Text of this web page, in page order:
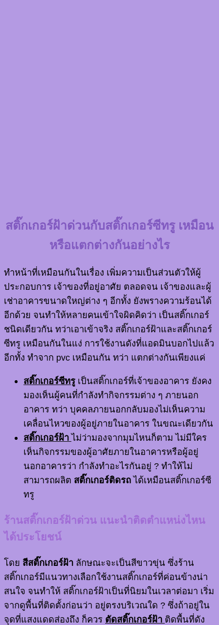
สติ๊กเกอร์ฝ้าด่วนกับสติ๊กเกอร์ซีทรู เหมือน
หรือแตกต่างกันอย่างไร
ทำหน้าที่เหมือนกันในเรื่อง เพิ่มความเป็นส่วนตัวให้ผู้
ประกอบการ เจ้าของที่อยู่อาศัย ตลอดจน เจ้าของและผู้
เช่าอาคารขนาดใหญ่ต่าง ๆ อีกทั้ง ยังพรางความร้อนได้
อีกด้วย จนทำให้หลายคนเข้าใจผิดคิดว่า เป็นสติ๊กเกอร์
ชนิดเดียวกัน ทว่าเอาเข้าจริง สติ๊กเกอร์ฝ้าและสติ๊กเกอร์
ซีทรู เหมือนกันในแง่ การใช้งานดังที่แอดมินบอกไปแล้ว
อีกทั้ง ทำจาก pvc เหมือนกัน ทว่า แตกต่างกันเพียงแค่
สติ๊กเกอร์ซีทรู เป็นสติ๊กเกอร์ที่เจ้าของอาคาร ยังคง
มองเห็นผู้คนที่กำลังทำกิจกรรมต่าง ๆ ภายนอก
อาคาร ทว่า บุคคลภายนอกกลับมองไม่เห็นความ
เคลื่อนไหวของผู้อยู่ภายในอาคาร ในขณะเดียวกัน
สติ๊กเกอร์ฝ้าไม่ว่ามองจากมุมไหนก็ตาม ไม่มีใคร
เห็นกิจกรรมของผู้อาศัยภายในอาคารหรือผู้อยู่
นอกอาคารว่า กำลังทำอะไรกันอยู่ ? ทำให้ไม่
สามารถผลิต สติ๊กเกอร์ติดรถได้เหมือนสติ๊กเกอร์ซี
ทรู
ร้านสติ๊กเกอร์ฝ้าด่วน แนะนำติดตำแหน่งไหน
ได้ประโยชน์
โดย สีสติ๊กเกอร์ฝ้า ลักษณะจะเป็นสีขาวขุ่น ซึ่งร้าน
สติ๊กเกอร์มีแนวทางเลือกใช้งานสติ๊กเกอร์ที่ค่อนข้างน่า
สนใจ จนทำให้ สติ๊กเกอร์ฝ้าเป็นที่นิยมในเวลาต่อมา เริ่ม
จากดูพื้นที่ติดตั้งก่อนว่า อยู่ตรงบริเวณใด ? ซึ่งถ้าอยู่ใน
จุดที่แสงแดดส่องถึง ก็ควร ตัดสติ๊กเกอร์ฝ้า ติดพื้นที่ดัง